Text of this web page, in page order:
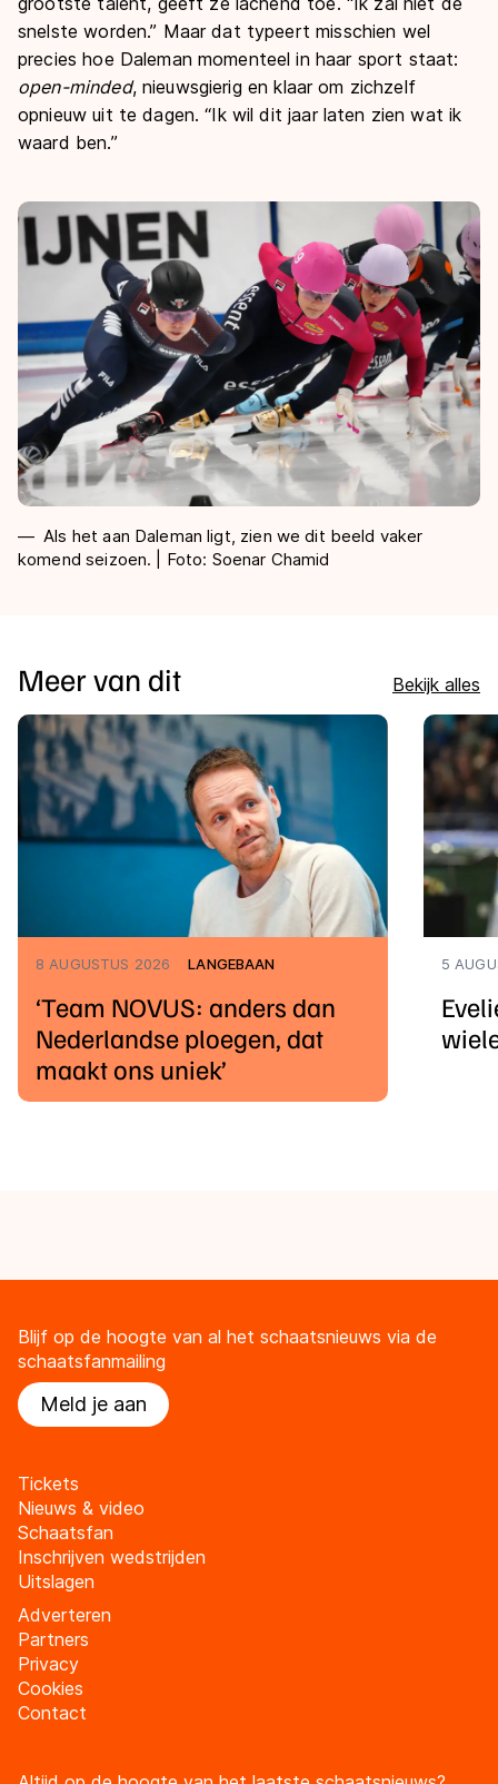
snelste worden.” Maar dat typeert misschien wel
precies hoe Daleman momenteel in haar sport staat:
open-minded, nieuwsgierig en klaar om zichzelf
opnieuw uit te dagen. “Ik wil dit jaar laten zien wat ik
waard ben.”
Als het aan Daleman ligt, zien we dit beeld vaker
komend seizoen. | Foto: Soenar Chamid
Meer van dit Bekijk alles
8 AUGUSTUS 2026 LANGEBAAN
‘Team NOVUS: anders dan
Nederlandse ploegen, dat
maakt ons uniek’
5
Blijf op de hoogte van al het schaatsnieuws via de
schaatsfanmailing
Meld je aan
Tickets
Nieuws & video
Schaatsfan
Inschrijven wedstrijden
Uitslagen
Adverteren
Partners
Privacy
Cookies
Contact